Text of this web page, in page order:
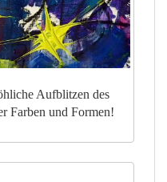
Aufblitzen des
Farben und Formen!